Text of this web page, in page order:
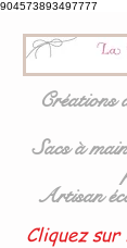
904573893497777
Créations
Sacs à
Artisan
Cliquez sur